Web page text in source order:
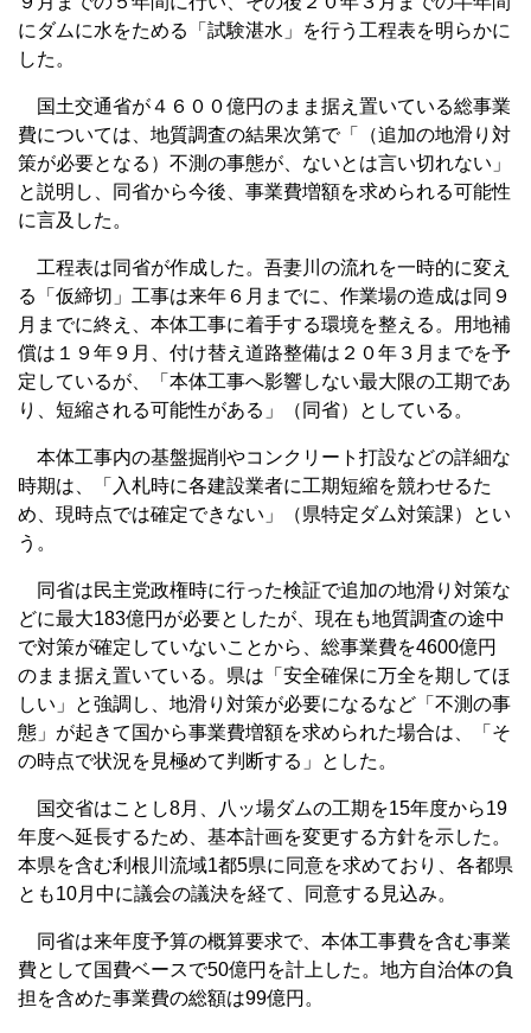
にダムに水をためる「試験湛水」を行う工程表を明らかに
した。
国土交通省が４６００億円のまま据え置いている総事業
費については、地質調査の結果次第で「（追加の地滑り対
策が必要となる）不測の事態が、ないとは言い切れない」
と説明し、同省から今後、事業費増額を求められる可能性
に言及した。
工程表は同省が作成した。吾妻川の流れを一時的に変え
る「仮締切」工事は来年６月までに、作業場の造成は同９
月までに終え、本体工事に着手する環境を整える。用地補
償は１９年９月、付け替え道路整備は２０年３月までを予
定しているが、「本体工事へ影響しない最大限の工期であ
り、短縮される可能性がある」（同省）としている。
本体工事内の基盤掘削やコンクリート打設などの詳細な
時期は、「入札時に各建設業者に工期短縮を競わせるた
め、現時点では確定できない」（県特定ダム対策課）とい
う。
同省は民主党政権時に行った検証で追加の地滑り対策な
どに最大183億円が必要としたが、現在も地質調査の途中
で対策が確定していないことから、総事業費を4600億円
のまま据え置いている。県は「安全確保に万全を期してほ
しい」と強調し、地滑り対策が必要になるなど「不測の事
態」が起きて国から事業費増額を求められた場合は、「そ
の時点で状況を見極めて判断する」とした。
国交省はことし8月、八ッ場ダムの工期を15年度から19
年度へ延長するため、基本計画を変更する方針を示した。
本県を含む利根川流域1都5県に同意を求めており、各都県
とも10月中に議会の議決を経て、同意する見込み。
同省は来年度予算の概算要求で、本体工事費を含む事業
費として国費ベースで50億円を計上した。地方自治体の負
担を含めた事業費の総額は99億円。